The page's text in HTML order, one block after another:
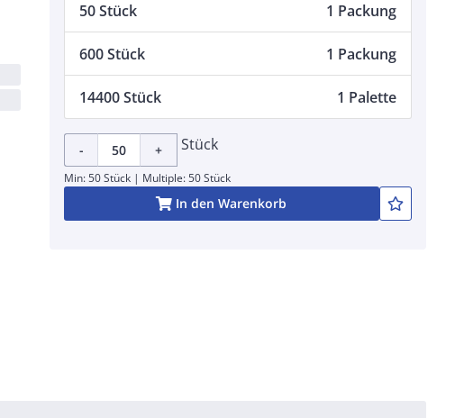
50 Stück 1 Packung
600 Stück 1 Packung
14400 Stück 1 Palette
- + Stück
Min: 50 Stück | Multiple: 50 Stück
In den Warenkorb